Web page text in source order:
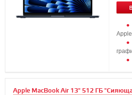
Apple MacBook Air 13" 512 ГБ